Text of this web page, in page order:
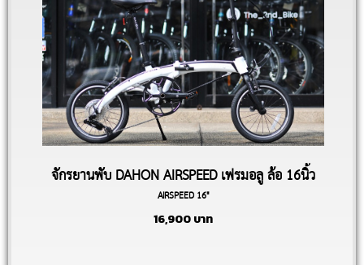
จักรยานพับ DAHON AIRSPEED เฟรมอลู ล้อ 16นิ้ว
AIRSPEED 16"
16,900บาท